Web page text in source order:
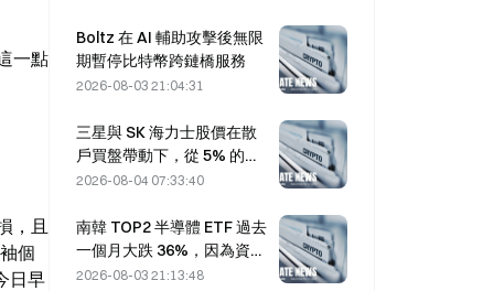
一點
，且
個
日早
Boltz 在 AI 輔助攻擊後無限
期暫停比特幣跨鏈橋服務
2026-08-03 21:04:31
三星與 SK 海力士股價在散
戶買盤帶動下，從 5% 的跌
幅中回升
2026-08-04 07:33:40
南韓 TOP2 半導體 ETF 過去
一個月大跌 36%，因為資金
流入與流出出現逆轉
2026-08-03 21:13:48